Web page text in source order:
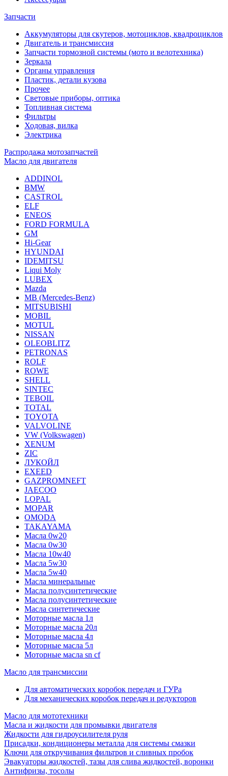
Запчасти
Аккумуляторы для скутеров, мотоциклов, квадроциклов
Двигатель и трансмиссия
Запчасти тормозной системы (мото и велотехника)
Зеркала
Органы управления
Пластик, детали кузова
Прочее
Световые приборы, оптика
Топливная система
Фильтры
Ходовая, вилка
Электрика
Распродажа мотозапчастей
Масло для двигателя
ADDINOL
BMW
CASTROL
ELF
ENEOS
FORD FORMULA
GM
Hi-Gear
HYUNDAI
IDEMITSU
Liqui Moly
LUBEX
Mazda
MB (Mercedes-Вenz)
MITSUBISHI
MOBIL
MOTUL
NISSAN
OLEOBLITZ
PETRONAS
ROLF
ROWE
SHELL
SINTEC
TEBOIL
TOTAL
TOYOTA
VALVOLINE
VW (Volkswagen)
XENUM
ZIC
ЛУКОЙЛ
EXEED
GAZPROMNEFT
JAECOO
LOPAL
MOPAR
OMODA
TAKAYAMA
Масла 0w20
Масла 0w30
Масла 10w40
Масла 5w30
Масла 5w40
Масла минеральные
Масла полусинтетические
Масла полусинтетические
Масла синтетические
Моторные масла 1л
Моторные масла 20л
Моторные масла 4л
Моторные масла 5л
Моторные масла sn cf
Масло для трансмиссии
Для автоматических коробок передач и ГУРа
Для механических коробок передач и редукторов
Масло для мототехники
Масла и жидкости для промывки двигателя
Жидкости для гидроусилителя руля
Присадки, кондиционеры металла для системы смазки
Ключи для откручивания фильтров и сливных пробок
Эвакуаторы жидкостей, тазы для слива жидкостей, воронки
Антифризы, тосолы